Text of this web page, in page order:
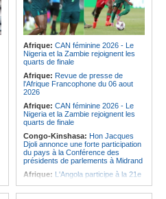
Afrique: CAN féminine 2026 - Le
Nigeria et la Zambie rejoignent les
quarts de finale
Afrique: Revue de presse de
l'Afrique Francophone du 06 aout
2026
Afrique: CAN féminine 2026 - Le
Nigeria et la Zambie rejoignent les
quarts de finale
Congo-Kinshasa: Hon Jacques
Djoli annonce une forte participation
du pays à la Conférence des
présidents de parlements à Midrand
Afrique: L'Angola participe à la 21e